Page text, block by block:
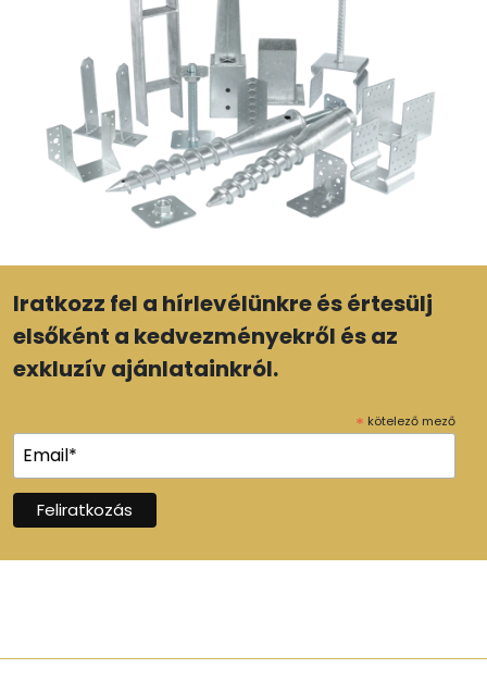
Iratkozz fel a hírlevélünkre és értesülj
elsőként a kedvezményekről és az
exkluzív ajánlatainkról.
* kötelező mező